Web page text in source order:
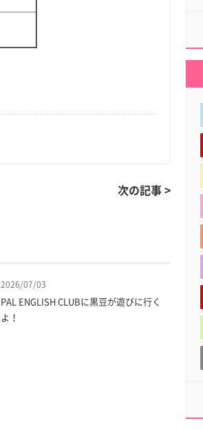
次の記事 >
2026/07/03
PAL ENGLISH CLUBに黒豆が遊びに行く
よ！